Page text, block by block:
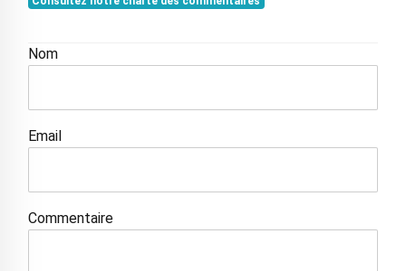
Nom
Email
Commentaire